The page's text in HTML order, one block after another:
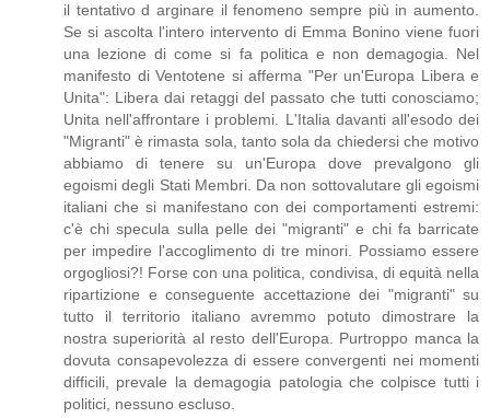
il tentativo d arginare il fenomeno sempre più in aumento.
Se si ascolta l'intero intervento di Emma Bonino viene fuori
una lezione di come si fa politica e non demagogia. Nel
manifesto di Ventotene si afferma "Per un'Europa Libera e
Unita": Libera dai retaggi del passato che tutti conosciamo;
Unita nell'affrontare i problemi. L'Italia davanti all'esodo dei
"Migranti" è rimasta sola, tanto sola da chiedersi che motivo
abbiamo di tenere su un'Europa dove prevalgono gli
egoismi degli Stati Membri. Da non sottovalutare gli egoismi
italiani che si manifestano con dei comportamenti estremi:
c'è chi specula sulla pelle dei "migranti" e chi fa barricate
per impedire l'accoglimento di tre minori. Possiamo essere
orgogliosi?! Forse con una politica, condivisa, di equità nella
ripartizione e conseguente accettazione dei "migranti" su
tutto il territorio italiano avremmo potuto dimostrare la
nostra superiorità al resto dell'Europa. Purtroppo manca la
dovuta consapevolezza di essere convergenti nei momenti
difficili, prevale la demagogia patologia che colpisce tutti i
politici, nessuno escluso.